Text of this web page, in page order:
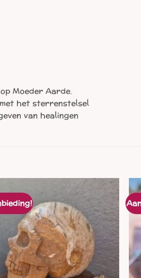
Moeder Aarde.
het sterrenstelsel
van healingen